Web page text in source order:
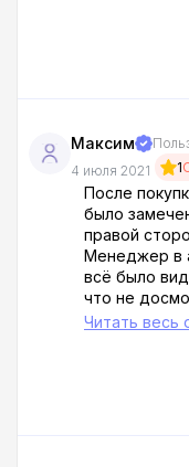
последнего
Максим
4 июля 2021
1
После
было
правой
Менеджер в
всё было
что не
по
Читать весь